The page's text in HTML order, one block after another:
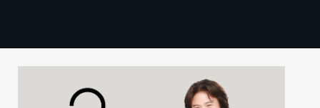
TECHBBS